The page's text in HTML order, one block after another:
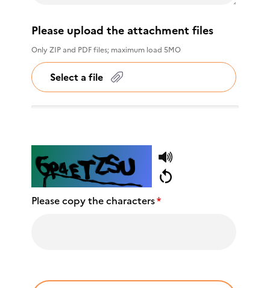
Please upload the attachment files
Select a file
Only ZIP and PDF files; maximum load 5MO
Please copy the characters*